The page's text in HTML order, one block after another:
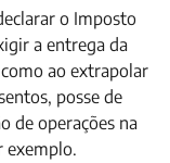
o Imposto
a entrega da
ao extrapolar
posse de
de operações na
exemplo.